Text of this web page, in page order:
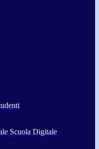
Scuola Digitale